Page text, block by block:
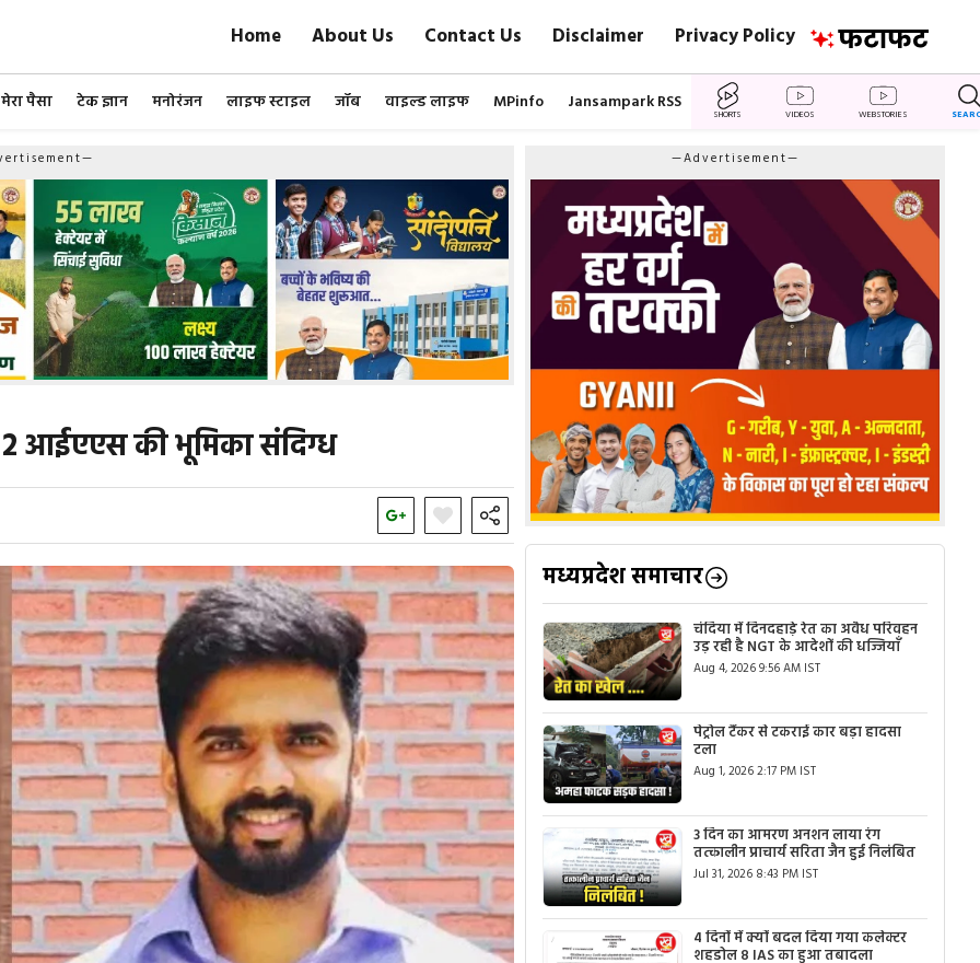
Home About Us Contact Us Disclaimer Privacy Policy
मेरा पैसा टेक ज्ञान मनोरंजन लाइफ स्टाइल जॉब वाइल्ड लाइफ MPinfo Jansampark RSS
SHORTS VIDEOS WEBSTORIES
2 आईएएस की भूमिका संदिग्ध
—Advertisement—
मध्यप्रदेश समाचार
चंदिया में दिनदहाड़े रेत का अवैध परिवहन
उड़ रही है NGT के आदेशों की धज्जियाँ
Aug 4, 2026 9:56 AM IST
पेट्रोल टैंकर से टकराई कार बड़ा हादसा
टला
Aug 1, 2026 2:17 PM IST
3 दिन का आमरण अनशन लाया रंग
तत्कालीन प्राचार्य सरिता जैन हुई निलंबित
Jul 31, 2026 8:43 PM IST
4 दिनों में क्यों बदल दिया गया कलेक्टर
शहडोल 8 IAS का हुआ तबादला